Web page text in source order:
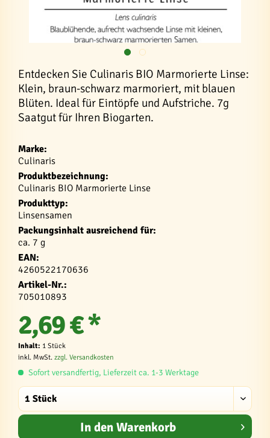
Entdecken Sie Culinaris BIO Marmorierte Linse:
Klein, braun-schwarz marmoriert, mit blauen
Blüten. Ideal für Eintöpfe und Aufstriche. 7g
Saatgut für Ihren Biogarten.
Marke:
Culinaris
Produktbezeichnung:
Culinaris BIO Marmorierte Linse
Produkttyp:
Linsensamen
Packungsinhalt ausreichend für:
ca. 7 g
EAN:
4260522170636
Artikel-Nr.:
705010893
2,69 € *
Inhalt: 1 Stück
inkl. MwSt. zzgl. Versandkosten
Sofort versandfertig, Lieferzeit ca. 1-3 Werktage
In den Warenkorb